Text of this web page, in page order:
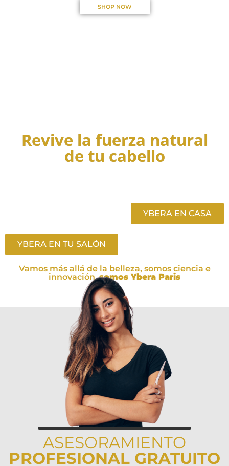
SHOP NOW
Revive la fuerza natural
de tu cabello
YBERA EN CASA
YBERA EN TU SALÓN
Vamos más allá de la belleza, somos ciencia e
innovación,somos Ybera Paris
ASESORAMIENTO
PROFESIONAL GRATUITO